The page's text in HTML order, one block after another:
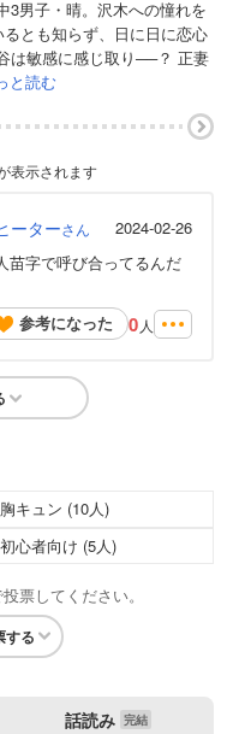
3男子・晴。沢木への憧れを
とも知らず、日に日に恋心
は敏感に感じ取り──？ 正妻
と読む
表示されます
ーターさん
2024-02-26
苗字で呼び合ってるんだ
参考になった
0 人
胸キュン (10人)
初心者向け (5人)
票してください。
する
話読み